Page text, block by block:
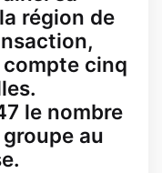
région de
cinq
le nombre
au